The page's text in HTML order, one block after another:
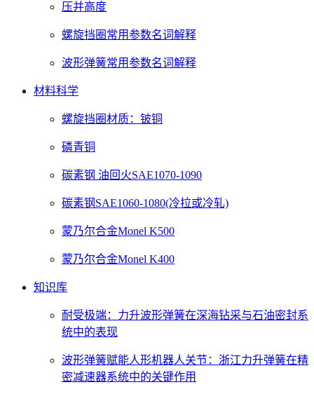
压并高度
螺旋挡圈常用参数名词解释
波形弹簧常用参数名词解释
材料科学
螺旋挡圈材质：铍铜
磷青铜
碳素钢 油回火SAE1070-1090
碳素钢SAE1060-1080(冷拉或冷轧)
蒙乃尔合金Monel K500
蒙乃尔合金Monel K400
知识库
耐受极端：力升波形弹簧在深海钻采与石油密封系
统中的表现
波形弹簧赋能人形机器人关节：浙江力升弹簧在精
密减速器系统中的关键作用